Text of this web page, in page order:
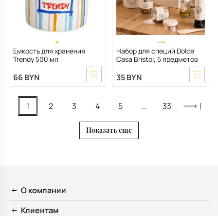
Емкость для хранения
Trendy 500 мл
66 BYN
Набор для специй Dolce
Casa Bristol, 5 предметов
35 BYN
1 2 3 4 5 ... 33
Показать еще
О компании
Клиентам